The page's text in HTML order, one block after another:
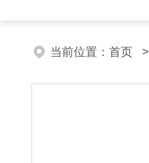
当前位置： 首页 >